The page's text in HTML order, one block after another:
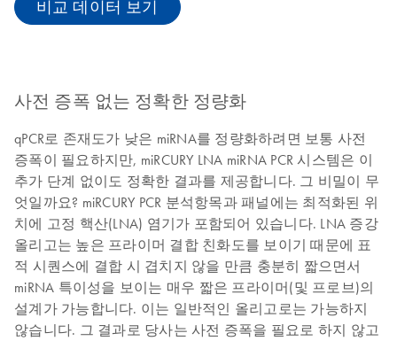
비교 데이터 보기
사전 증폭 없는 정확한 정량화
qPCR로 존재도가 낮은 miRNA를 정량화하려면 보통 사전
증폭이 필요하지만, miRCURY LNA miRNA PCR 시스템은 이
추가 단계 없이도 정확한 결과를 제공합니다. 그 비밀이 무
엇일까요? miRCURY PCR 분석항목과 패널에는 최적화된 위
치에 고정 핵산(LNA) 염기가 포함되어 있습니다. LNA 증강
올리고는 높은 프라이머 결합 친화도를 보이기 때문에 표
적 시퀀스에 결합 시 겹치지 않을 만큼 충분히 짧으면서
miRNA 특이성을 보이는 매우 짧은 프라이머(및 프로브)의
설계가 가능합니다. 이는 일반적인 올리고로는 가능하지
않습니다. 그 결과로 당사는 사전 증폭을 필요로 하지 않고